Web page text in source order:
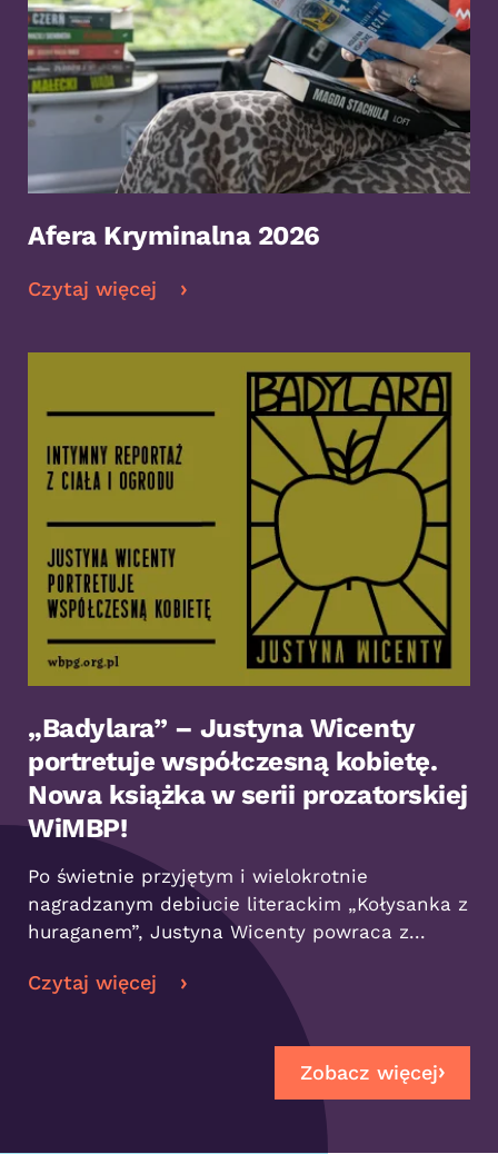
Afera Kryminalna 2026
Czytaj więcej
„Badylara” – Justyna Wicenty
portretuje współczesną kobietę.
Nowa książka w serii prozatorskiej
WiMBP!
Po świetnie przyjętym i wielokrotnie
nagradzanym debiucie literackim „Kołysanka z
huraganem”, Justyna Wicenty powraca z...
Czytaj więcej
Zobacz więcej